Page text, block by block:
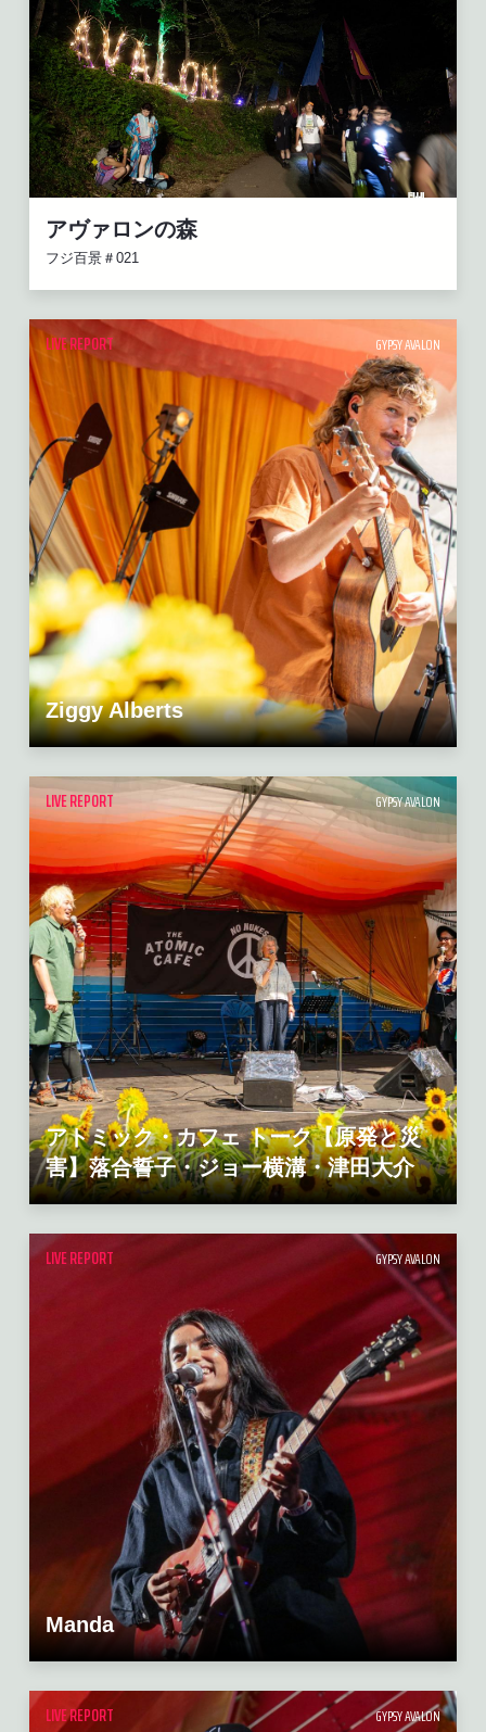
アヴァロンの森
フジ百景＃021
LIVE REPORT GYPSY AVALON
Ziggy Alberts
LIVE REPORT GYPSY AVALON
アトミック・カフェ トーク【原発と災
害】落合誓子・ジョー横溝・津田大介
LIVE REPORT GYPSY AVALON
Manda
LIVE REPORT GYPSY AVALON